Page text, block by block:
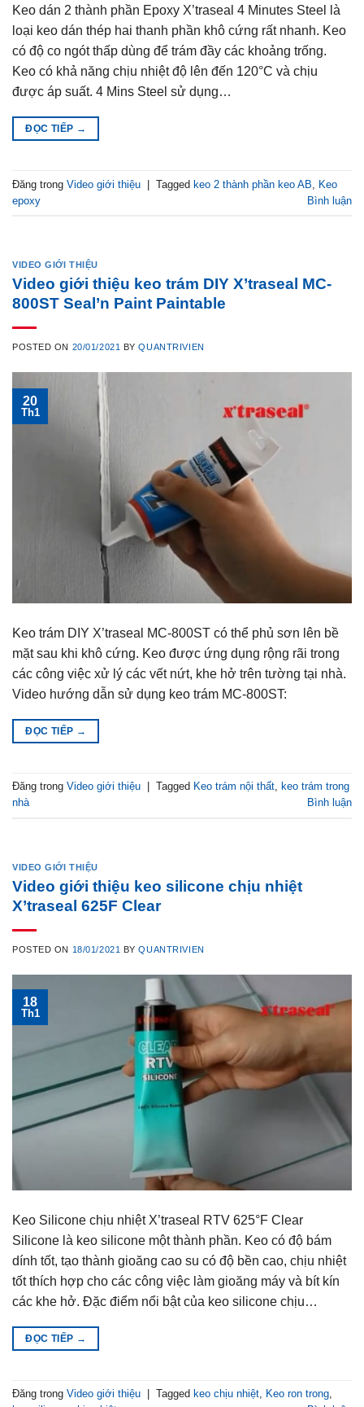
Keo dán 2 thành phần Epoxy X’traseal 4 Minutes Steel là
loại keo dán thép hai thanh phần khô cứng rất nhanh. Keo
có độ co ngót thấp dùng để trám đầy các khoảng trống.
Keo có khả năng chịu nhiệt độ lên đến 120°C và chịu
được áp suất. 4 Mins Steel sử dụng…
ĐỌC TIẾP →
Đăng trong Video giới thiệu | Tagged keo 2 thành phần keo AB
Keo
epoxy
Bình luận
VIDEO GIỚI THIỆU
Video giới thiệu keo trám DIY X’traseal MC-
800ST Seal’n Paint Paintable
POSTED ON 20/01/2021 BYQUANTRIVIEN
20
Th1
Keo trám DIY X’traseal MC-800ST có thể phủ sơn lên bề
mặt sau khi khô cứng. Keo được ứng dụng rộng rãi trong
các công việc xử lý các vết nứt, khe hở trên tường tại nhà.
Video hướng dẫn sử dụng keo trám MC-800ST:
ĐỌC TIẾP →
Đăng trong Video giới thiệu Tagged Keo trám nội thất, keo trám trong
nhà
Bình luận
VIDEO GIỚI THIỆU
Video giới thiệu keo silicone chịu nhiệt
X’traseal 625F Clear
POSTED ON 18/01/2021 BYQUANTRIVIEN
18
Th1
Keo Silicone chịu nhiệt X’traseal RTV 625°F Clear
Silicone là keo silicone một thành phần. Keo có độ bám
dính tốt, tạo thành gioăng cao su có độ bền cao, chịu nhiệt
tốt thích hợp cho các công việc làm gioăng máy và bít kín
các khe hở. Đặc điểm nổi bật của keo silicone chịu…
ĐỌC TIẾP →
Đăng trong Video giới thiệu Tagged keo chịu nhiệt, Keo ron trong,